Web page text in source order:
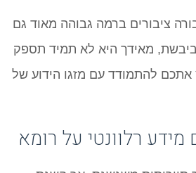
ציבורים ברמה גבוהה מאוד גם
מאידך היא לא תמיד תספק
להתמודד עם מזגו הידוע של
רלוונטי על רומא